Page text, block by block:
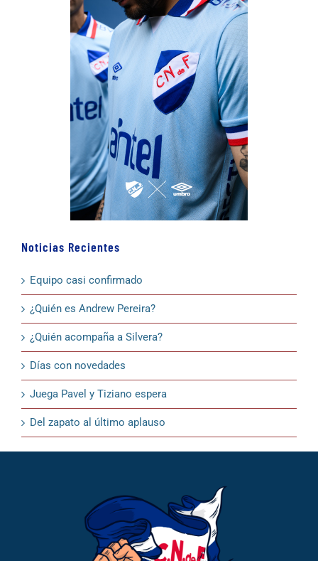
Noticias Recientes
Equipo casi confirmado
¿Quién es Andrew Pereira?
¿Quién acompaña a Silvera?
Días con novedades
Juega Pavel y Tiziano espera
Del zapato al último aplauso